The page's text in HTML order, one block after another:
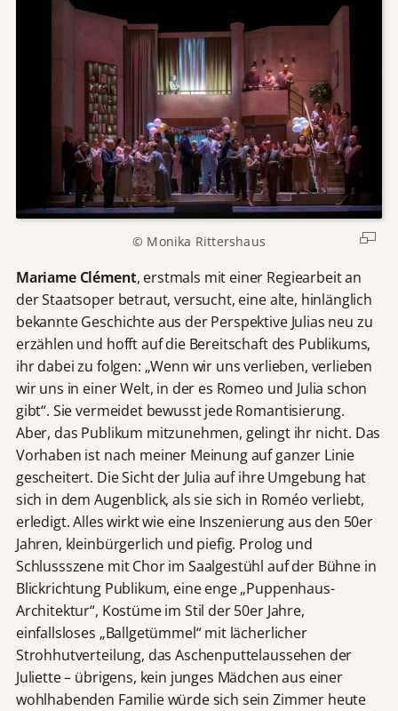
© Monika Rittershaus
Mariame Clément, erstmals mit einer Regiearbeit an
der Staatsoper betraut, versucht, eine alte, hinlänglich
bekannte Geschichte aus der Perspektive Julias neu zu
erzählen und hofft auf die Bereitschaft des Publikums,
ihr dabei zu folgen: „Wenn wir uns verlieben, verlieben
wir uns in einer Welt, in der es Romeo und Julia schon
gibt“. Sie vermeidet bewusst jede Romantisierung.
Aber, das Publikum mitzunehmen, gelingt ihr nicht. Das
Vorhaben ist nach meiner Meinung auf ganzer Linie
gescheitert. Die Sicht der Julia auf ihre Umgebung hat
sich in dem Augenblick, als sie sich in Roméo verliebt,
erledigt. Alles wirkt wie eine Inszenierung aus den 50er
Jahren, kleinbürgerlich und piefig. Prolog und
Schlussszene mit Chor im Saalgestühl auf der Bühne in
Blickrichtung Publikum, eine enge „Puppenhaus-
Architektur“, Kostüme im Stil der 50er Jahre,
einfallsloses „Ballgetümmel“ mit lächerlicher
Strohhutverteilung, das Aschenputtelaussehen der
Juliette – übrigens, kein junges Mädchen aus einer
wohlhabenden Familie würde sich sein Zimmer heute